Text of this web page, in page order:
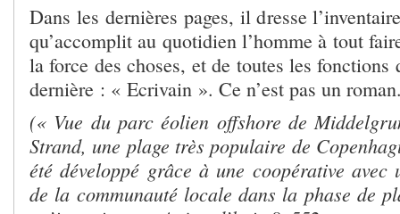
Dans les dernières pages, il dresse
qu’accomplit au quotidien l’homme à tout
la force des choses, et de toutes les
dernière : « Ecrivain ». Ce n’est pas un
(« Vue du parc éolien offshore de
Strand, une plage très populaire de
été développé grâce à une coopérative
de la communauté locale dans la phase de